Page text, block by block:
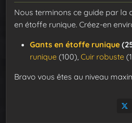
Nous terminons ce guide par la
en étoffe runique. Créez-en
Gants en étoffe runique
runique (100), Cuir robuste
Bravo vous êtes au niveau